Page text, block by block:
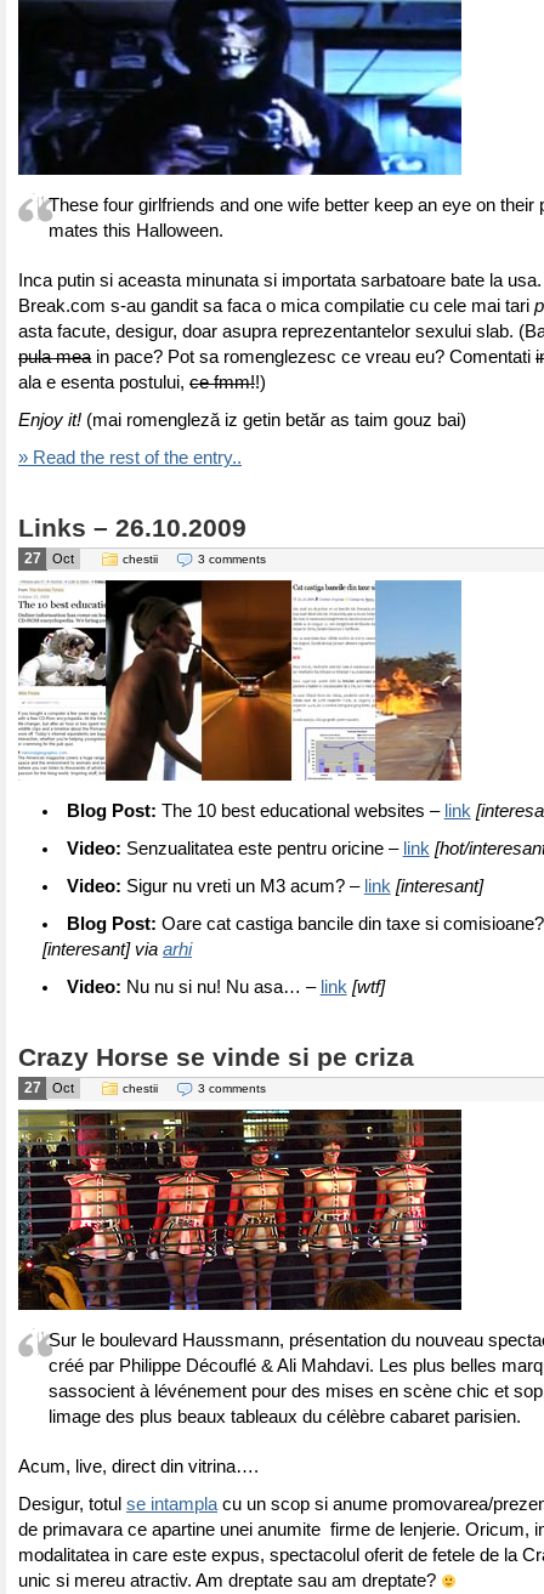
These four girlfriends and one wife better keep an eye on their
mates this Halloween.
Inca putin si aceasta minunata si importata sarbatoare bate la
Break.com s-au gandit sa faca o mica compilatie cu cele mai tari
asta facute, desigur, doar asupra reprezentantelor sexului slab.
pula mea in pace? Pot sa romenglezesc ce vreau eu? Comentati
ala e esenta postului, ce fmm!!)
Enjoy it! (mai romengleză iz getin betăr as taim gouz bai)
» Read the rest of the entry..
Links – 26.10.2009
27 Oct chestii 3 comments
Blog Post: The 10 best educational websites – link
Video: Senzualitatea este pentru oricine – link [hot/
Video: Sigur nu vreti un M3 acum? – link [interesant]
Blog Post: Oare cat castiga bancile din taxe si
[interesant] via arhi
Video: Nu nu si nu! Nu asa… – link [wtf]
Crazy Horse se vinde si pe criza
27 Oct chestii 3 comments
Sur le boulevard Haussmann, présentation du nouveau
créé par Philippe Découflé & Ali Mahdavi. Les plus belles
sassocient à lévénement pour des mises en scène chic et
limage des plus beaux tableaux du célèbre cabaret parisien.
Acum, live, direct din vitrina….
Desigur, totul se intampla cu un scop si anume promovarea/
de primavara ce apartine unei anumite firme de lenjerie. Oricum,
modalitatea in care este expus, spectacolul oferit de fetele de la
unic si mereu atractiv. Am dreptate sau am dreptate?